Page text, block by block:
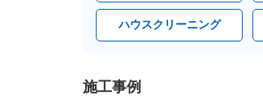
ハウスクリーニング
施工事例